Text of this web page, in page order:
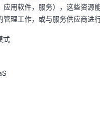
应用软件，服务），这些资源
管理工作，或与服务供应商进
式